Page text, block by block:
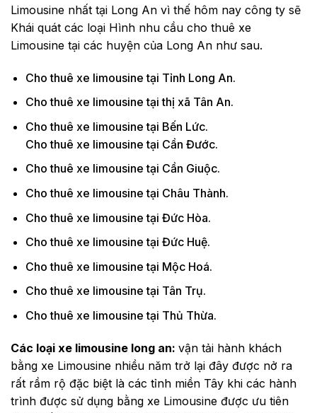
Limousine nhất tại Long An vì thế hôm nay công ty sẽ
Khái quát các loại Hình nhu cầu cho thuê xe
Limousine tại các huyện của Long An như sau.
Cho thuê xe limousine tại Tỉnh Long An.
Cho thuê xe limousine tại thị xã Tân An.
Cho thuê xe limousine tại Bến Lức.
Cho thuê xe limousine tại Cần Đước.
Cho thuê xe limousine tại Cần Giuộc.
Cho thuê xe limousine tại Châu Thành.
Cho thuê xe limousine tại Đức Hòa.
Cho thuê xe limousine tại Đức Huệ.
Cho thuê xe limousine tại Mộc Hoá.
Cho thuê xe limousine tại Tân Trụ.
Cho thuê xe limousine tại Thủ Thừa.
Các loại xe limousine long an: vận tải hành khách
bằng xe Limousine nhiều năm trở lại đây được nở ra
rất rầm rộ đặc biệt là các tỉnh miền Tây khi các hành
trình được sử dụng bằng xe Limousine được ưu tiên